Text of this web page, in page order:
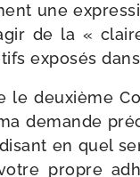
une
de la «
expo­sés
le deuxième
demande
en quel
propre